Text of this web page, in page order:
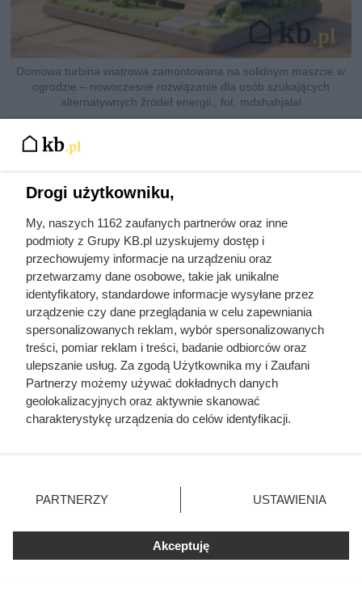
Domowa turbina wiatrowa zamontowana na solidnym maszcie w
ogrodzie – nowoczesne rozwiązanie dla osób szukających
alternatywnych źródeł energii., fot. mdshahjalal
Drogi użytkowniku,
My, naszych 1162 zaufanych partnerów oraz inne
podmioty z Grupy KB.pl uzyskujemy dostęp i
przechowujemy informacje na urządzeniu oraz
przetwarzamy dane osobowe, takie jak unikalne
identyfikatory, standardowe informacje wysyłane przez
urządzenie czy dane przeglądania w celu zapewniania
spersonalizowanych reklam, wybór spersonalizowanych
treści, pomiar reklam i treści, badanie odbiorców oraz
ulepszanie usług. Za zgodą Użytkownika my i Zaufani
Partnerzy możemy używać dokładnych danych
geolokalizacyjnych oraz aktywnie skanować
charakterystykę urządzenia do celów identyfikacji.
zmienić/wycofać klikając przycisk ustawień prywatności
znajdujący się w lewym dolnym rogu strony. Niektóre
użytkownika, ale masz prawo sprzeciwić się takiemu
przetwarzaniu. Preferencje będą miały zastosowania tylko
PARTNERZY USTAWIENIA
Akceptuję